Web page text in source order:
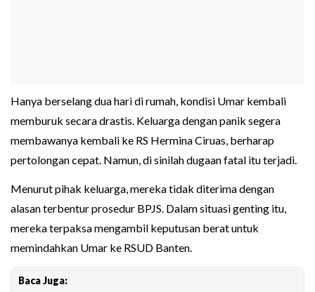
Hanya berselang dua hari di rumah, kondisi Umar kembali
memburuk secara drastis. Keluarga dengan panik segera
membawanya kembali ke RS Hermina Ciruas, berharap
pertolongan cepat. Namun, di sinilah dugaan fatal itu terjadi.
Menurut pihak keluarga, mereka tidak diterima dengan
alasan terbentur prosedur BPJS. Dalam situasi genting itu,
mereka terpaksa mengambil keputusan berat untuk
memindahkan Umar ke RSUD Banten.
Baca Juga: